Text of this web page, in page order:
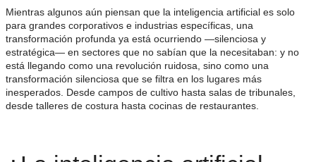
Mientras algunos aún piensan que la inteligencia artificial es solo
para grandes corporativos e industrias específicas, una
transformación profunda ya está ocurriendo —silenciosa y
estratégica— en sectores que no sabían que la necesitaban: y no
está llegando como una revolución ruidosa, sino como una
transformación silenciosa que se filtra en los lugares más
inesperados. Desde campos de cultivo hasta salas de tribunales,
desde talleres de costura hasta cocinas de restaurantes.